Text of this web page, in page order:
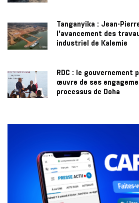
Tanganyika : Jean-
l’avancement des
industriel de Kalemie
RDC : le gouvernement
œuvre de ses
processus de Doha